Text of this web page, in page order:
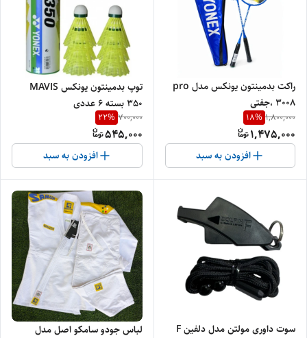
راکت بدمینتون یونکس مدل pro
3008 ،جفتی
1,800,000
18%
1,475,000
افزودن به سبد
توپ بدمینتون یونکس MAVIS
350 بسته ۶ عددی
700,000
22%
545,000
افزودن به سبد
سوت داوری مولتن مدل دلفین F لباس جودو سامکو اصل مدل